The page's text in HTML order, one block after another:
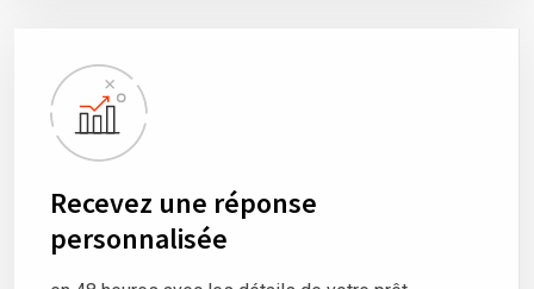
Recevez une réponse
personnalisée